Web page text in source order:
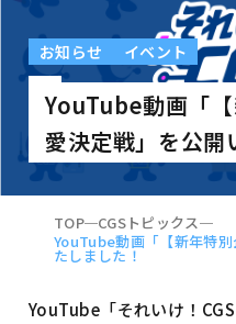
お知らせ イベント
YouTube動画「
愛決定戦」を公開
TOP
CGSトピックス
YouTube動画「【新年特
たしました！
YouTube「それいけ！